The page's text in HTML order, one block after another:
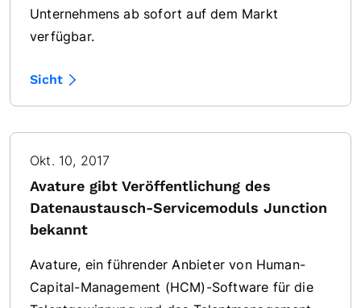
Unternehmens ab sofort auf dem Markt
verfügbar.
Sicht
Okt. 10, 2017
Avature gibt Veröffentlichung des
Datenaustausch-Servicemoduls Junction
bekannt
Avature, ein führender Anbieter von Human-
Capital-Management (HCM)-Software für die